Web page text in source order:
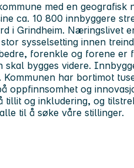
med en
ca. 10 800 innbyggere
i Grindheim. Næringslivet
sysselsetting innen
forenkle og forene er
bygges videre.
Kommunen har bortimot
oppfinnsomhet og
og inkludering, og
til å søke våre stillinger.